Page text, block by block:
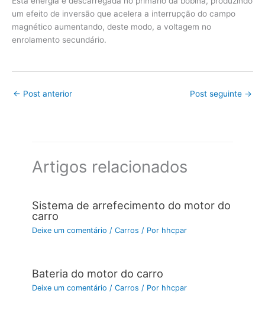
um efeito de inversão que acelera a interrupção do campo
magnético aumentando, deste modo, a voltagem no
enrolamento secundário.
← Post anterior Post seguinte →
Artigos relacionados
Sistema de arrefecimento do motor do
carro
Deixe um comentário /Carros / Por hhcpar
Bateria do motor do carro
Deixe um comentário /Carros / Por hhcpar